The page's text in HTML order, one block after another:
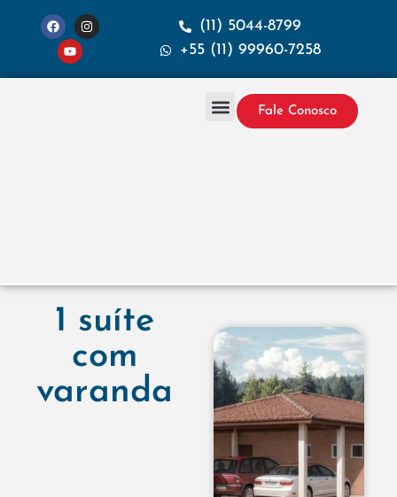
(11) 5044-8799
+55 (11) 99960-7258
Fale Conosco
1 suíte
com
varanda